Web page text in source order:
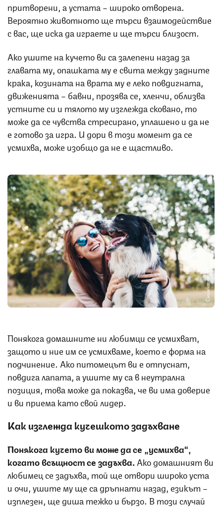
притворени, а устата – широко отворена.
Вероятно животното ще търси взаимодействие
с вас, ще иска да играете и ще търси близост.
Ако ушите на кучето ви са залепени назад за
главата му, опашката му е свита между задните
крака, козината на врата му е леко повдигната,
движенията – бавни, прозява се, хленчи, облизва
устните си и тялото му изглежда сковано, то
може да се чувства стресирано, уплашено и да не
е готово за игра. И дори в този момент да се
усмихва, може изобщо да не е щастливо.
Снимка: iStock
Понякога домашните ни любимци се усмихват,
защото и ние им се усмихваме, което е форма на
подчинение. Ако питомецът ви е отпуснат,
повдига лапата, a ушите му са в неутрална
позиция, това може да показва, че ви има доверие
и ви приема като свой лидер.
Как изглежда кучешкото задъхване
Понякога кучето ви може да се „усмихва“,
когато всъщност се задъхва. Ако домашният ви
любимец се задъхва, той ще отвори широко уста
и очи, ушите му ще са дръпнати назад, езикът –
изплезен, ще диша тежко и бързо. В този случай